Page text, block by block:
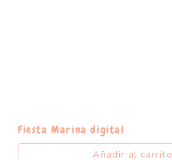
Fiesta Marina digital
Añadir al carrito